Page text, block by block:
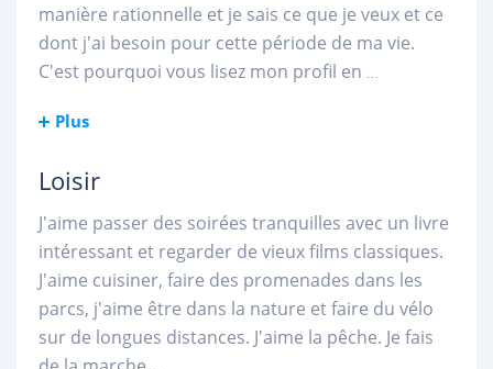
manière rationnelle et je sais ce que je veux et ce
dont j'ai besoin pour cette période de ma vie.
C'est pourquoi vous lisez mon profil en ...
Plus
Loisir
J'aime passer des soirées tranquilles avec un livre
intéressant et regarder de vieux films classiques.
J'aime cuisiner, faire des promenades dans les
parcs, j'aime être dans la nature et faire du vélo
sur de longues distances. J'aime la pêche. Je fais